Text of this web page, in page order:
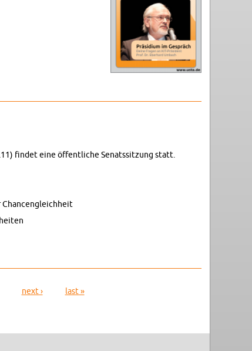
findet eine öffentliche Sen­atssitzung statt.
Chan­cen­gle­ich­heit
next › last »